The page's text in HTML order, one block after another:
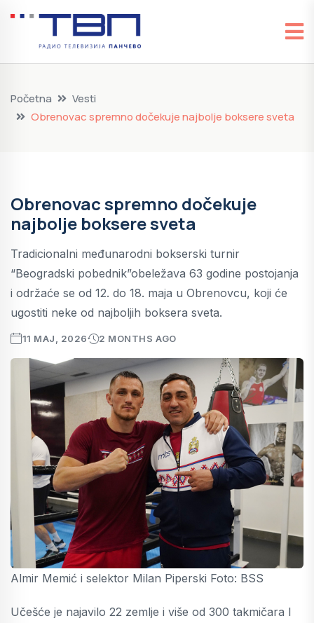
Početna
Vesti
Obrenovac spremno dočekuje najbolje boksere sveta
Obrenovac spremno dočekuje
najbolje boksere sveta
Tradicionalni međunarodni bokserski turnir
“Beogradski pobednik”obeležava 63 godine postojanja
i održaće se od 12. do 18. maja u Obrenovcu, koji će
ugostiti neke od najboljih boksera sveta.
11 MAJ, 2026 2 MONTHS AGO
Almir Memić i selektor Milan Piperski Foto: BSS
Učešće je najavilo 22 zemlje i više od 300 takmičara I